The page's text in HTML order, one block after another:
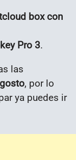
box con
Pro 3.
las
, por lo
ya puedes ir